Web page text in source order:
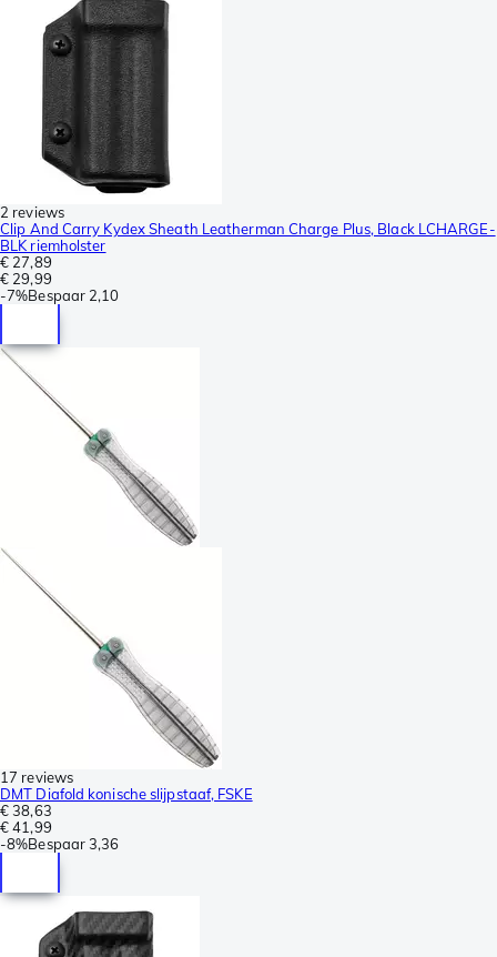
2 reviews
Clip And Carry Kydex Sheath Leatherman Charge Plus, Black LCHARGE-
BLK riemholster
€ 27,89
€ 29,99
-7%Bespaar 2,10
17 reviews
DMT Diafold konische slijpstaaf, FSKE
€ 38,63
€ 41,99
-8%Bespaar3,36